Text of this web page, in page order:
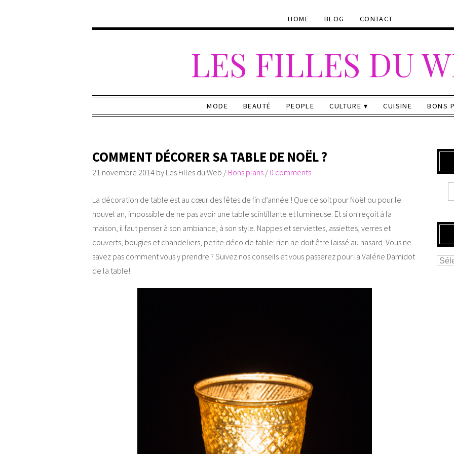
HOME BLOG CONTACT
LES FILLES DU
MODE BEAUTÉ PEOPLE CULTURE CUISINE BONS
COMMENT DÉCORER SA TABLE DE NOËL ?
21 novembre 2014 by Les Filles du Web / Bons plans / 0 comments
La décoration de table est au cœur des fêtes de fin d’année ! Que ce soit pour Noël ou pour le
nouvel an, impossible de ne pas avoir une table scintillante et lumineuse. Et si on reçoit à la
maison, il faut penser à son ambiance, à son style. Nappes et serviettes, assiettes, verres et
couverts, bougies et chandeliers, petite déco de table: rien ne doit être laissé au hasard. Vous ne
savez pas comment vous y prendre ? Suivez nos conseils et vous passerez pour la Valérie Damidot
de la table!